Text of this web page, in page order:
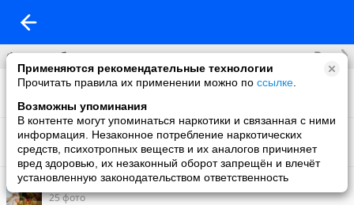
Применяются рекомендательные технологии
Прочитать правила их применении можно по ссылке
Возможны упоминания
В контенте могут упоминаться наркотики и связанная с ними
информация. Незаконное потребление наркотических
средств, психотропных веществ и их аналогов причиняет
вред здоровью, их незаконный оборот запрещён и влечёт
установленную законодательством ответственность
Фотоальбомы Все
Фон на обложку
Цветы!
46 фото
Избранное
25 фото